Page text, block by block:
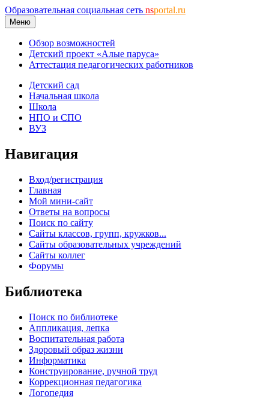
Образовательная социальная сеть nsportal.ru
Меню
Обзор возможностей
Детский проект «Алые паруса»
Аттестация педагогических работников
Детский сад
Начальная школа
Школа
НПО и СПО
ВУЗ
Навигация
Вход/регистрация
Главная
Мой мини-сайт
Ответы на вопросы
Поиск по сайту
Сайты классов, групп, кружков...
Сайты образовательных учреждений
Сайты коллег
Форумы
Библиотека
Поиск по библиотеке
Аппликация, лепка
Воспитательная работа
Здоровый образ жизни
Информатика
Конструирование, ручной труд
Коррекционная педагогика
Логопедия